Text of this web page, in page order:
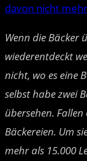
davon nicht
Wenn die Bäcker
wiederentdeckt
nicht, wo es eine
selbst habe zwei
übersehen.
Bäckereien. Um
mehr als 15.000